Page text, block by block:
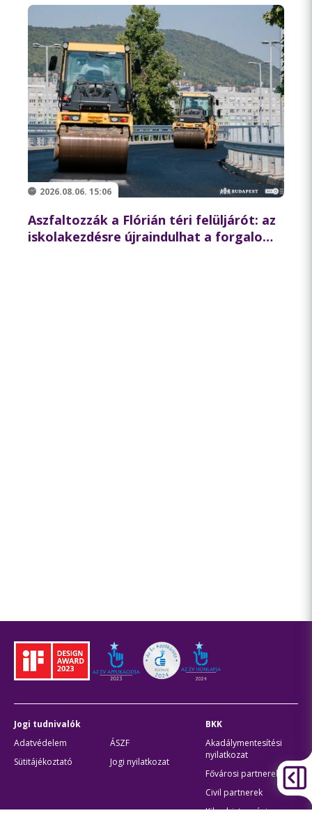
2026.08.06. 15:06
Aszfaltozzák a Flórián téri felüljárót: az
iskolakezdésre újraindulhat a forgalom
Jogi tudnivalók
Adatvédelem
ÁSZF
Sütitájékoztató
Jogi nyilatkozat
BKK
Akadálymentesítési
nyilatkozat
Fővárosi partnerek
Civil partnerek